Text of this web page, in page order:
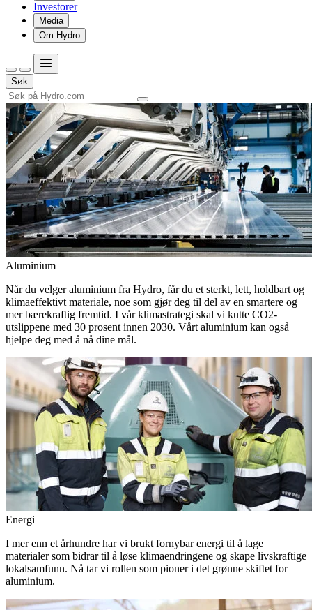
Investorer
Media
Om Hydro
Søk
Aluminium
Når du velger aluminium fra Hydro, får du et sterkt, lett, holdbart og
klimaeffektivt materiale, noe som gjør deg til del av en smartere og
mer bærekraftig fremtid. I vår klimastrategi skal vi kutte CO2-
utslippene med 30 prosent innen 2030. Vårt aluminium kan også
hjelpe deg med å nå dine mål.
Energi
I mer enn et århundre har vi brukt fornybar energi til å lage
materialer som bidrar til å løse klimaendringene og skape livskraftige
lokalsamfunn. Nå tar vi rollen som pioner i det grønne skiftet for
aluminium.